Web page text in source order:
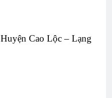
Cao Lộc – Lạng